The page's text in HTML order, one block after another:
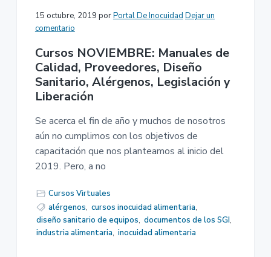
15 octubre, 2019 porPortal De Inocuidad Dejar un
comentario
Cursos NOVIEMBRE: Manuales de
Calidad, Proveedores, Diseño
Sanitario, Alérgenos, Legislación y
Liberación
Se acerca el fin de año y muchos de nosotros
aún no cumplimos con los objetivos de
capacitación que nos planteamos al inicio del
2019. Pero, a no
Cursos Virtuales
alérgenos, cursos inocuidad alimentaria,
diseño sanitario de equipos, documentos de los SGI,
industria alimentaria, inocuidad alimentaria